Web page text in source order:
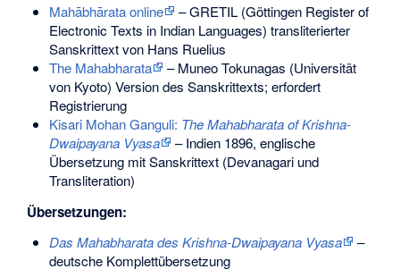
Mahābhārata online
– GRETIL (Göttingen Register of
Electronic Texts in Indian Languages) transliterierter
Sanskrittext von Hans Ruelius
The Mahabharata
– Muneo Tokunagas (Universität
von Kyoto) Version des Sanskrittexts; erfordert
Registrierung
Kisari Mohan Ganguli: The Mahabharata of Krishna-
Dwaipayana Vyasa
– Indien 1896, englische
Übersetzung mit Sanskrittext (Devanagari und
Transliteration)
Übersetzungen:
Das Mahabharata des Krishna-Dwaipayana Vyasa
–
deutsche Komplettübersetzung